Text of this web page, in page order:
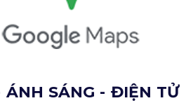
ÁNH SÁNG - ĐIỆN TỬ